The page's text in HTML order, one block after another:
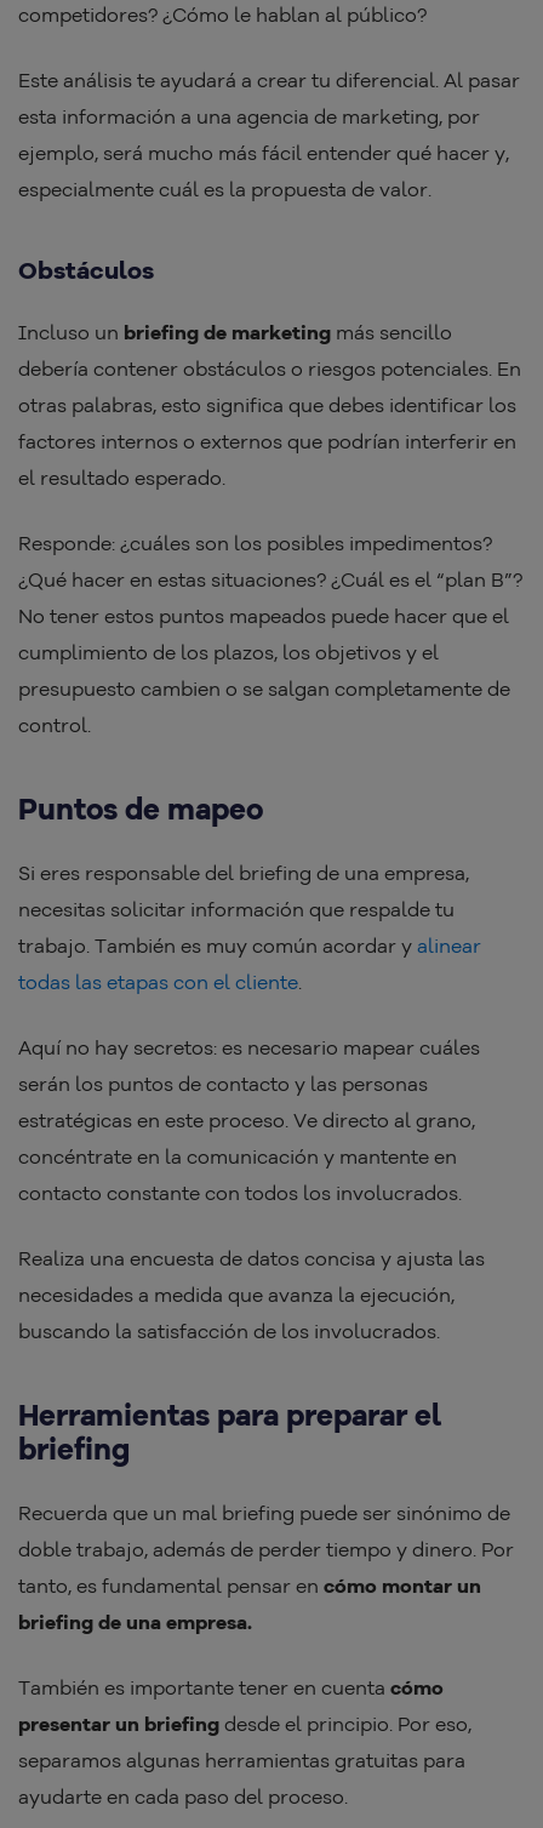
competidores? ¿Cómo le hablan al público?
Este análisis te ayudará a crear tu diferencial. Al pasar
esta información a una agencia de marketing, por
ejemplo, será mucho más fácil entender qué hacer y,
especialmente cuál es la propuesta de valor.
Obstáculos
Incluso un briefing de marketing más sencillo
debería contener obstáculos o riesgos potenciales. En
otras palabras, esto significa que debes identificar los
factores internos o externos que podrían interferir en
el resultado esperado.
Responde: ¿cuáles son los posibles impedimentos?
¿Qué hacer en estas situaciones? ¿Cuál es el “plan B”?
No tener estos puntos mapeados puede hacer que el
cumplimiento de los plazos, los objetivos y el
presupuesto cambien o se salgan completamente de
control.
Puntos de mapeo
Si eres responsable del briefing de una empresa,
necesitas solicitar información que respalde tu
trabajo. También es muy común acordar y alinear
todas las etapas con el cliente
Aquí no hay secretos: es necesario mapear cuáles
serán los puntos de contacto y las personas
estratégicas en este proceso. Ve directo al grano,
concéntrate en la comunicación y mantente en
contacto constante con todos los involucrados.
Realiza una encuesta de datos concisa y ajusta las
necesidades a medida que avanza la ejecución,
buscando la satisfacción de los involucrados.
Herramientas para preparar el
briefing
Recuerda que un mal briefing puede ser sinónimo de
doble trabajo, además de perder tiempo y dinero. Por
tanto, es fundamental pensar en cómo montar un
briefing de una empresa.
También es importante tener en cuenta cómo
presentar un briefing desde el principio. Por eso,
separamos algunas herramientas gratuitas para
ayudarte en cada paso del proceso.